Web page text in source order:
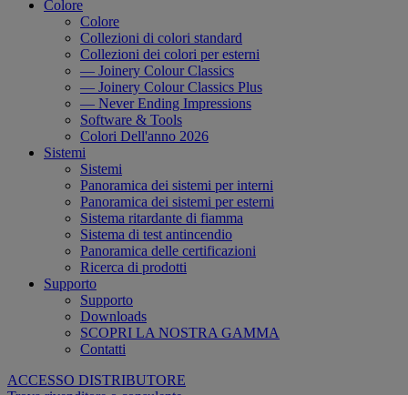
Colore
Colore
Collezioni di colori standard
Collezioni dei colori per esterni
— Joinery Colour Classics
— Joinery Colour Classics Plus
— Never Ending Impressions
Software & Tools
Colori Dell'anno 2026
Sistemi
Sistemi
Panoramica dei sistemi per interni
Panoramica dei sistemi per esterni
Sistema ritardante di fiamma
Sistema di test antincendio
Panoramica delle certificazioni
Ricerca di prodotti
Supporto
Supporto
Downloads
SCOPRI LA NOSTRA GAMMA
Contatti
ACCESSO DISTRIBUTORE